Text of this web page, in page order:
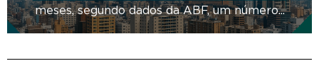
meses, segundo dados da ABF, um número...